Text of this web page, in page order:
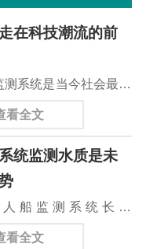
在科技潮流的前
测系统是当今社会最为
端技术。这个技术是继
器。这个水上机器可
们在水域中的一切需
送小型货品到水上摄
船统统可以做到。无人
看全文
统监测水质是未
船监测系统长约
宽约70cm。将这个无
看全文